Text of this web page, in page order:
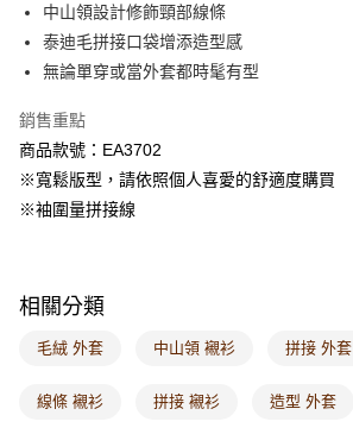
7-11取貨付款
每筆NT$60，滿NT$1,000(含以上)免運費
每筆NT$60，滿NT$1,000(含以上)免運費
宅配
每筆NT$120，滿NT$1,000(含以上)免運費
海外配送-歐美地區
中山領設計修飾頸部線條
泰迪毛拼接口袋增添造型感
無論單穿或當外套都時髦有型
銷售重點
商品款號：EA3702
※寬鬆版型，請依照個人喜愛的舒適度購買
※袖圍量拼接線
相關分類
毛絨 外套 中山領 襯衫 拼接 外套
線條 襯衫 拼接 襯衫 造型 外套